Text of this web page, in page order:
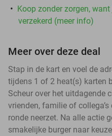
Koop zonder zorgen,
verzekerd (meer info)
Meer over deze deal
Stap in de kart en voel de
tijdens 1 of 2 heat(s) karten
Scheur over het uitdagende
vrienden, familie of
ronde neerzet. Na alle actie
smakelijke burger naar